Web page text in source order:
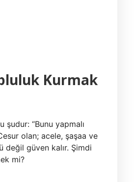
Kurmak
şudur: “Bunu yapmalı
olan; acele, şaşaa ve
değil güven kalır. Şimdi
mi?